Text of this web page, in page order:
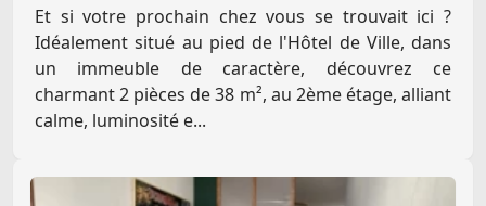
Et si votre prochain chez vous se trouvait ici ?
Idéalement situé au pied de l'Hôtel de Ville, dans
un immeuble de caractère, découvrez ce
charmant 2 pièces de 38 m², au 2ème étage, alliant
calme, luminosité e...